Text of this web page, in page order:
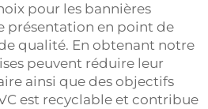
pour les bannières
présentation en point de
qualité. En obtenant notre
peuvent réduire leur
ainsi que des objectifs
est recyclable et contribue